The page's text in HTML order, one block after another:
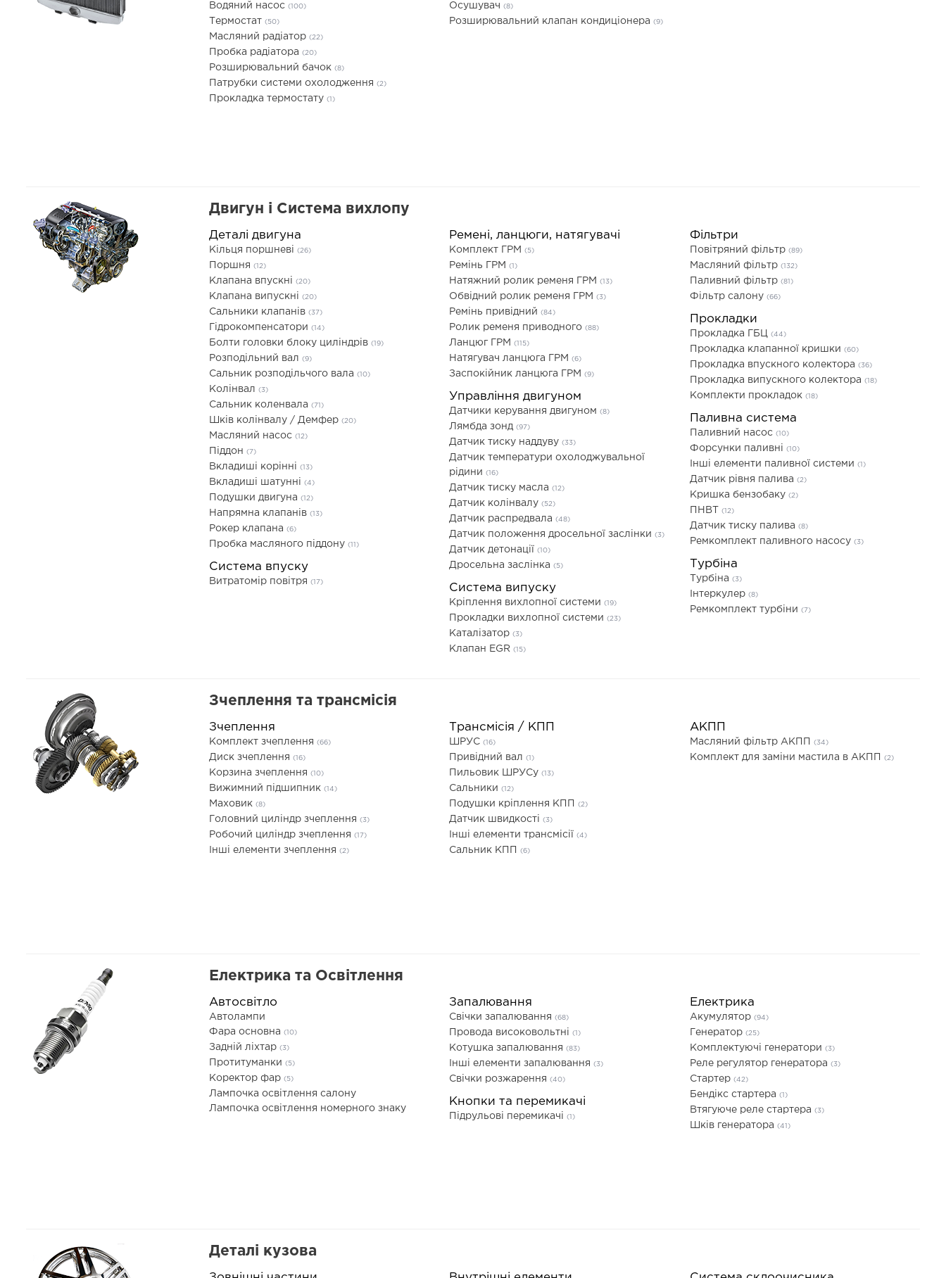
Водяний насос (100)
Термостат (50)
Масляний радіатор (22)
Пробка радіатора (20)
Розширювальний бачок (8)
Патрубки системи охолодження (2)
Прокладка термостату (1)
Осушувач (8)
Розширювальний клапан кондиціонера (9)
Двигун і Система вихлопу
Деталі двигуна
Кільця поршневі (26)
Поршня (12)
Клапана впускні (20)
Клапана випускні (20)
Сальники клапанів (37)
Гідрокомпенсатори (14)
Болти головки блоку циліндрів (19)
Розподільний вал (9)
Сальник розподільчого вала (10)
Колінвал (3)
Сальник коленвала (71)
Шків колінвалу / Демфер (20)
Масляний насос (12)
Піддон (7)
Вкладиші корінні (13)
Вкладиші шатунні (4)
Подушки двигуна (12)
Напрямна клапанів (13)
Рокер клапана (6)
Пробка масляного піддону (11)
Ремені, ланцюги, натягувачі
Комплект ГРМ (5)
Ремінь ГРМ (1)
Натяжний ролик ременя ГРМ (13)
Обвідний ролик ременя ГРМ (3)
Ремінь привідний (84)
Ролик ременя приводного (88)
Ланцюг ГРМ (115)
Натягувач ланцюга ГРМ (6)
Заспокійник ланцюга ГРМ (9)
Фільтри
Повітряний фільтр (89)
Масляний фільтр (132)
Паливний фільтр (81)
Фільтр салону (66)
Прокладки
Прокладка ГБЦ (44)
Прокладка клапанної кришки (60)
Прокладка впускного колектора (36)
Прокладка випускного колектора (18)
Комплекти прокладок (18)
Управління двигуном
Датчики керування двигуном (8)
Лямбда зонд (97)
Датчик тиску наддуву (33)
Датчик температури охолоджувальної
рідини (16)
Датчик тиску масла (12)
Датчик колінвалу (52)
Датчик распредвала (48)
Датчик положення дросельної заслінки (3)
Датчик детонації (10)
Дросельна заслінка (5)
Паливна система
Паливний насос (10)
Форсунки паливні (10)
Інші елементи паливної системи (1)
Датчик рівня палива (2)
Кришка бензобаку (2)
ПНВТ (12)
Датчик тиску палива (8)
Ремкомплект паливного насосу (3)
Турбіна
Турбіна (3)
Інтеркулер (8)
Ремкомплект турбіни (7)
Система впуску
Витратомір повітря (17)
Система випуску
Кріплення вихлопної системи (19)
Прокладки вихлопної системи (23)
Каталізатор (3)
Клапан EGR (15)
Зчеплення та трансмісія
Зчеплення
Комплект зчеплення (66)
Диск зчеплення (16)
Корзина зчеплення (10)
Вижимний підшипник (14)
Маховик (8)
Головний циліндр зчеплення (3)
Робочий циліндр зчеплення (17)
Інші елементи зчеплення (2)
Трансмісія / КПП
ШРУС (16)
Привідний вал (1)
Пильовик ШРУСу (13)
Сальники (12)
Подушки кріплення КПП (2)
Датчик швидкості (3)
Інші елементи трансмісії (4)
Сальник КПП (6)
АКПП
Масляний фільтр АКПП (34)
Комплект для заміни мастила в АКПП (2)
Електрика та Освітлення
Автосвітло
Автолампи
Фара основна (10)
Задній ліхтар (3)
Протитуманки (5)
Коректор фар (5)
Лампочка освітлення салону
Лампочка освітлення номерного знаку
Запалювання
Свічки запалювання (68)
Провода високовольтні (1)
Котушка запалювання (83)
Інші елементи запалювання (3)
Свічки розжарення (40)
Електрика
Акумулятор (94)
Генератор (25)
Комплектуючі генератори (3)
Реле регулятор генератора (3)
Стартер (42)
Бендікс стартера (1)
Втягуюче реле стартера (3)
Шків генератора (41)
Кнопки та перемикачі
Підрульові перемикачі (1)
Деталі кузова